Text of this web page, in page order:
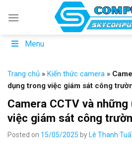
Menu
Trang chủ » Kiến thức camera »
dụng trong việc giám sát công
Camera CCTV và
việc giám sát công
Posted on 15/05/2025 by Lê Thanh